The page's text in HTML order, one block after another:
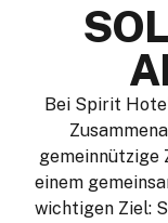
Bei Spirit
gemeinnützige
einem
wichtigen Ziel: